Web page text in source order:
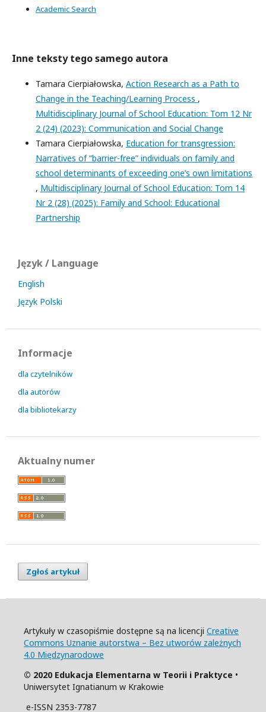
Academic Search
Inne teksty tego samego autora
Tamara Cierpiałowska, Action Research as a Path to
Change in the Teaching/Learning Process ,
Multidisciplinary Journal of School Education: Tom 12 Nr
2 (24) (2023): Communication and Social Change
Tamara Cierpiałowska, Education for transgression:
Narratives of “barrier-free” individuals on family and
school determinants of exceeding one’s own limitations
, Multidisciplinary Journal of School Education: Tom 14
Nr 2 (28) (2025): Family and School: Educational
Partnership
Język / Language
English
Język Polski
Informacje
dla czytelników
dla autorów
dla bibliotekarzy
Aktualny numer
Zgłoś artykuł
Artykuły w czasopiśmie dostępne są na licencji Creative
Commons Uznanie autorstwa – Bez utworów zależnych
4.0 Międzynarodowe
© 2020 Edukacja Elementarna w Teorii i Praktyce •
Uniwersytet Ignatianum w Krakowie
e-ISSN 2353-7787